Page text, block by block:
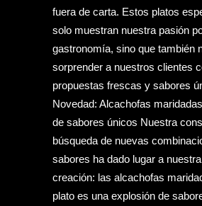
fuera de carta. Estos platos
solo muestran nuestra pasión
gastronomía, sino que también
sorprender a nuestros clientes
propuestas frescas y sabores
Novedad: Alcachofas
de sabores únicos Nuestra
búsqueda de nuevas
sabores ha dado lugar a
creación: las alcachofas
plato es una explosión de